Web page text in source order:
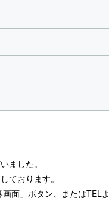
ました。
ております。
面」ボタン、またはTEL